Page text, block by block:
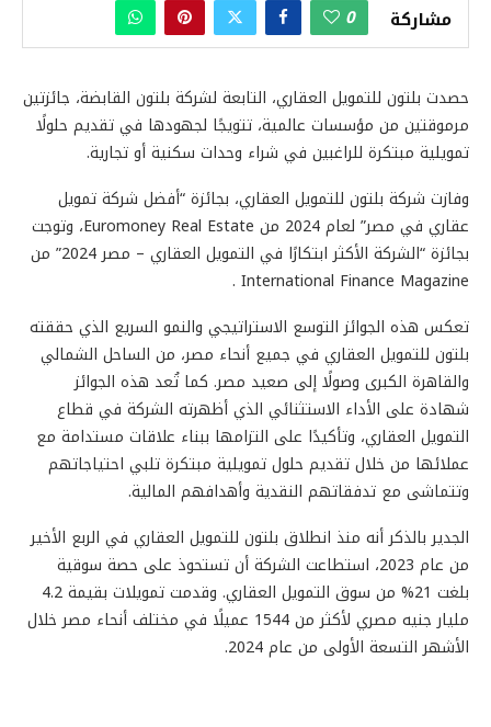
مشاركة 0
حصدت بلتون للتمويل العقاري، التابعة لشركة بلتون القابضة، جائزتين
مرموقتين من مؤسسات عالمية، تتويجًا لجهودها في تقديم حلولًا
تمويلية مبتكرة للراغبين في شراء وحدات سكنية أو تجارية.
وفازت شركة بلتون للتمويل العقاري، بجائزة “أفضل شركة تمويل
عقاري في مصر” لعام 2024 من Euromoney Real Estate، وتوجت
بجائزة “الشركة الأكثر ابتكارًا في التمويل العقاري – مصر 2024” من
International Finance Magazine .
تعكس هذه الجوائز التوسع الاستراتيجي والنمو السريع الذي حققته
بلتون للتمويل العقاري في جميع أنحاء مصر، من الساحل الشمالي
والقاهرة الكبرى وصولًا إلى صعيد مصر. كما تُعد هذه الجوائز
شهادة على الأداء الاستثنائي الذي أظهرته الشركة في قطاع
التمويل العقاري، وتأكيدًا على التزامها ببناء علاقات مستدامة مع
عملائها من خلال تقديم حلول تمويلية مبتكرة تلبي احتياجاتهم
وتتماشى مع تدفقاتهم النقدية وأهدافهم المالية.
الجدير بالذكر أنه منذ انطلاق بلتون للتمويل العقاري في الربع الأخير
من عام 2023، استطاعت الشركة أن تستحوذ على حصة سوقية
بلغت 21% من سوق التمويل العقاري. وقدمت تمويلات بقيمة 4.2
مليار جنيه مصري لأكثر من 1544 عميلًا في مختلف أنحاء مصر خلال
الأشهر التسعة الأولى من عام 2024.